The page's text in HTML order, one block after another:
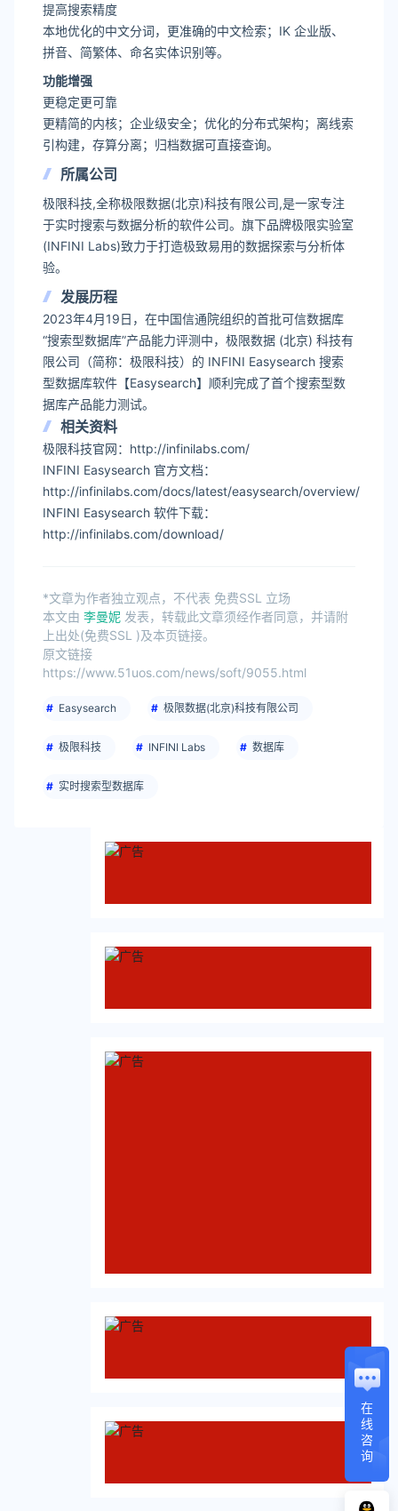
提高搜索精度
本地优化的中文分词，更准确的中文检索；IK 企业版、
拼音、简繁体、命名实体识别等。
功能增强
更稳定更可靠
更精简的内核；企业级安全；优化的分布式架构；离线索
引构建，存算分离；归档数据可直接查询。
所属公司
极限科技,全称极限数据(北京)科技有限公司,是一家专注
于实时搜索与数据分析的软件公司。旗下品牌极限实验室
(INFINI Labs)致力于打造极致易用的数据探索与分析体
验。
发展历程
2023年4月19日，在中国信通院组织的首批可信数据库
“搜索型数据库”产品能力评测中，极限数据 (北京) 科技有
限公司（简称：极限科技）的 INFINI Easysearch 搜索
型数据库软件【Easysearch】顺利完成了首个搜索型数
据库产品能力测试。
相关资料
极限科技官网：http://infinilabs.com/
INFINI Easysearch 官方文档：
http://infinilabs.com/docs/latest/easysearch/overview/
INFINI Easysearch 软件下载：
http://infinilabs.com/download/
*文章为作者独立观点，不代表 免费SSL 立场
本文由 李曼妮 发表，转载此文章须经作者同意，并请附
上出处(免费SSL )及本页链接。
原文链接
https://www.51uos.com/news/soft/9055.html
Easysearch 极限数据(北京)科技有限公司
极限科技 INFINI Labs 数据库
实时搜索型数据库
在
线
咨
询